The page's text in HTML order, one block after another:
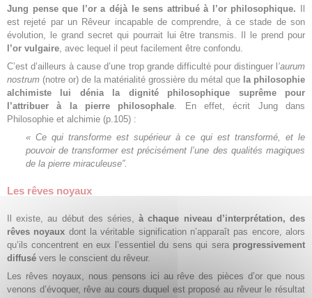
Jung pense que l’or a déjàle sens attribué à l’or philosophique.
est rejeté par un Rêveur incapable de comprendre, à ce stade de son
évolution, le grand secret qui pourrait lui être transmis. Il le prend pour
l’or vulgaire, avec lequel il peut facilement être confondu.
C’est d’ailleurs à cause d’une trop grande difficulté pour distinguer l ’aurum
nostrum (notre or) de la matérialité grossière du métal que la philosophie
alchimiste lui dénia la dignité philosophique suprême pour
l’attribuer à la pierre philosophale. En effet, écrit Jung dans
Philosophie et alchimie (p.105) :
« Ce qui transforme est supérieur à ce qui est transformé, et le
pouvoir de transformer est précisément l’une des qualités magiques
de la pierre miraculeuse”.
Les rêves noyaux
Il existe, au début des séries,à chaque niveau d’interprétation, des
rêves noyaux dont la véritable signification n’apparaît pas encore, alors
qu’ils concentrent en eux l’essentiel du sens qui sera progressivement
diffusé vers le conscient du rêveur.
Les rêves noyaux, nous pensons ici au rêve des pièces d’or que nous
venons d’évoquer, rêve au cours duquel est proposé au rêveur le résultat